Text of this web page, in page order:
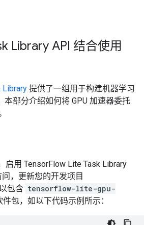
Library API 结合使用
Library 提供了一组用于构建机器学习
本部分介绍如何将 GPU 加速器委托
启用 TensorFlow Lite Task Library
，更新您的开发项目
包含 tensorflow-lite-gpu-
件包，如以下代码示例所示：